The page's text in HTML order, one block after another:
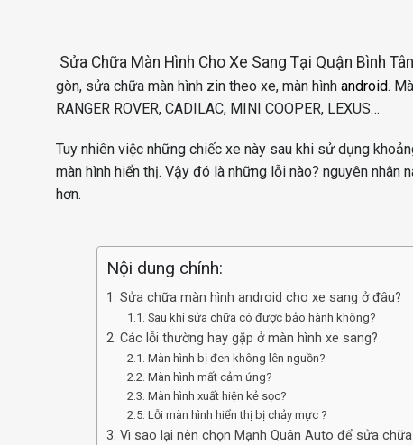
Sửa Chữa Màn Hình Cho Xe Sang Tại Quận Bình Tân
gòn, sửa chữa màn hình zin theo xe, màn hình android.
RANGER ROVER, CADILAC, MINI COOPER, LEXUS…
Tuy nhiên việc những chiếc xe này sau khi sử dụng
màn hình hiển thị. Vậy đó là những lỗi nào? nguyên nhân
hơn.
Nội dung chính:
1. Sửa chữa màn hình android cho xe sang ở đâu?
1.1. Sau khi sửa chữa có được bảo hành không?
2. Các lỗi thường hay gặp ở màn hình xe sang?
2.1. Màn hình bị đen không lên nguồn?
2.2. Màn hình mất cảm ứng?
2.3. Màn hình xuất hiện kẻ sọc?
2.5. Lỗi màn hình hiển thị bị chảy mực ?
3. Vì sao lại nên chọn Mạnh Quân Auto để sửa